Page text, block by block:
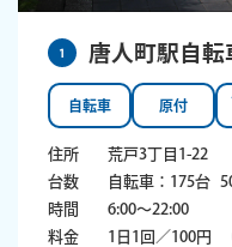
1 唐人町駅自転
自転車 原付
住所
荒戸3丁目1-22
台数
自転車：175台
時間
6:00～22:00
料金
1日1回／100円